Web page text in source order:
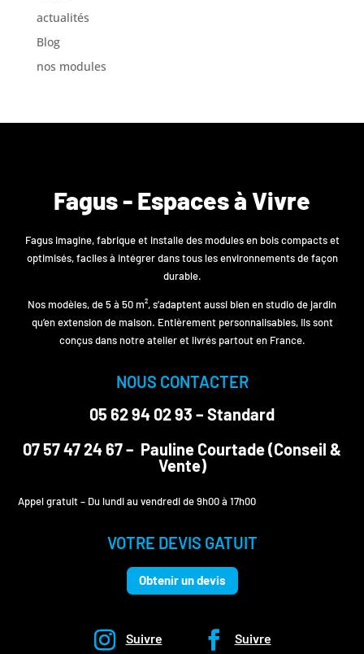
actualités
Blog
nos modules
Fagus - Espaces à Vivre
Fagus imagine, fabrique et installe des modules en bois compacts et
optimisés, faciles à intégrer dans tous les environnements de façon
durable.
Nos modèles, de 5 à 50 m², s’adaptent aussi bien en studio de jardin
qu’en extension de maison. Entièrement personnalisables, ils sont
conçus dans notre atelier et livrés partout en France.
NOUS CONTACTER
05 62 94 02 93 – Standard
07 57 47 24 67– Pauline Courtade (Conseil &
Vente)
Appel gratuit – Du lundi au vendredi de 9h00 à 17h00
VOTRE DEVIS GATUIT
Obtenir un devis
Suivre Suivre